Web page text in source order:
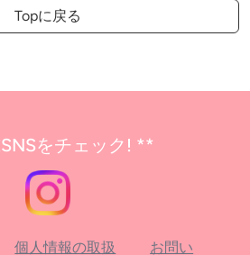
Topに戻る
をチェック! **
個人情報の取扱 お問い